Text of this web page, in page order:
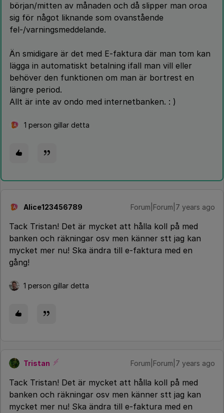
början/mitten av månaden och då slipper man oroa
sig för något liknande som ovanstående
fel-/varningsmeddelande.
Än smidigare är det med E-faktura där man tom kan
lägga in automatiskt betalning ifall man vill eller
behöver den funktionen om man är bortrest en
längre period.
Allt är inte av ondo med internetbanken. : )
A 1 person gillar detta
A Alice123456789 Forum|Forum|7 years ago
Tack Tristan! Det är mycket att hålla koll på med
banken och räkningar osv men känner stt jag kan
mycket mer nu! Ska ändra till e-faktura med en
gång!
1 person gillar detta
Tristan Forum|Forum|7 years ago
Tack Tristan! Det är mycket att hålla koll på med
banken och räkningar osv men känner stt jag kan
mycket mer nu! Ska ändra till e-faktura med en